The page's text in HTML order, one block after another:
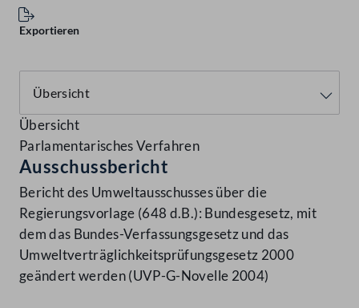
Exportieren
Übersicht
Parlamentarisches Verfahren
Ausschussbericht
Bericht des Umweltausschusses über die
Regierungsvorlage (648 d.B.): Bundesgesetz, mit
dem das Bundes-Verfassungsgesetz und das
Umweltverträglichkeitsprüfungsgesetz 2000
geändert werden (UVP-G-Novelle 2004)